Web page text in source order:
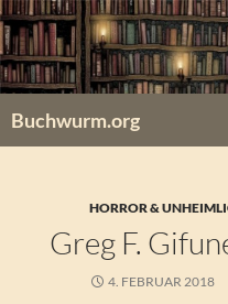
Zum
Inhalt
springen
Buchwurm.org
HORROR &
Greg F.
4. FEBRUAR 2018